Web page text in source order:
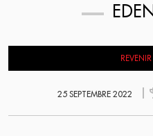
25 SEPTEMBRE 2022